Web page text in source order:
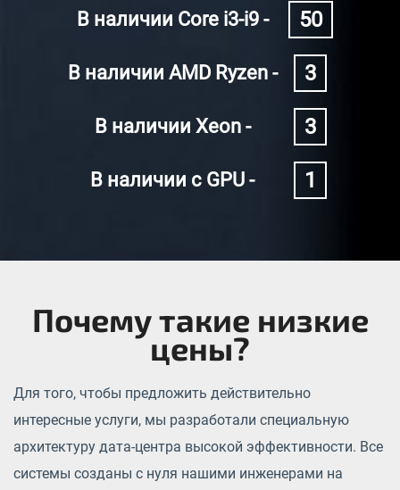
В наличии Core i3-i9 - 50
В наличии AMD Ryzen - 3
В наличии Xeon - 3
В наличии с GPU - 1
Почему такие низкие
цены?
Для того, чтобы предложить действительно
интересные услуги, мы разработали специальную
архитектуру дата-центра высокой эффективности. Все
системы созданы с нуля нашими инженерами на